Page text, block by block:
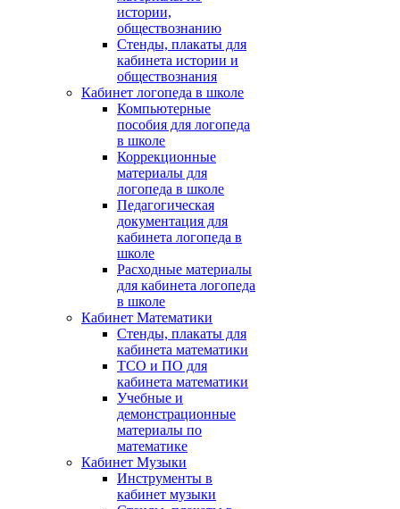
истории,
обществознанию
Стенды, плакаты для
кабинета истории и
обществознания
Кабинет логопеда в школе
Компьютерные
пособия для логопеда
в школе
Коррекционные
материалы для
логопеда в школе
Педагогическая
документация для
кабинета логопеда в
школе
Расходные материалы
для кабинета логопеда
в школе
Кабинет Математики
Стенды, плакаты для
кабинета математики
ТСО и ПО для
кабинета математики
Учебные и
демонстрационные
материалы по
математике
Кабинет Музыки
Инструменты в
кабинет музыки